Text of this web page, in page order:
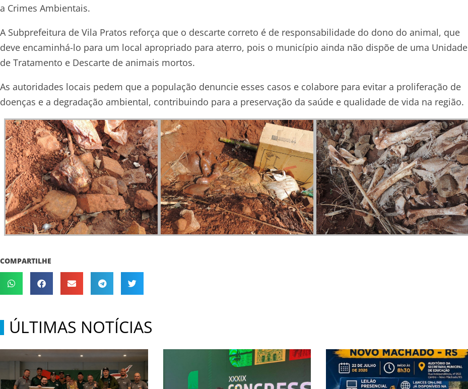
a Crimes Ambientais.
A Subprefeitura de Vila Pratos reforça que o descarte correto é de responsabilidade do dono do animal, que
deve encaminhá-lo para um local apropriado para aterro, pois o município ainda não dispõe de uma Unidade
de Tratamento e Descarte de animais mortos.
As autoridades locais pedem que a população denuncie esses casos e colabore para evitar a proliferação de
doenças e a degradação ambiental, contribuindo para a preservação da saúde e qualidade de vida na região.
COMPARTILHE
ÚLTIMAS NOTÍCIAS